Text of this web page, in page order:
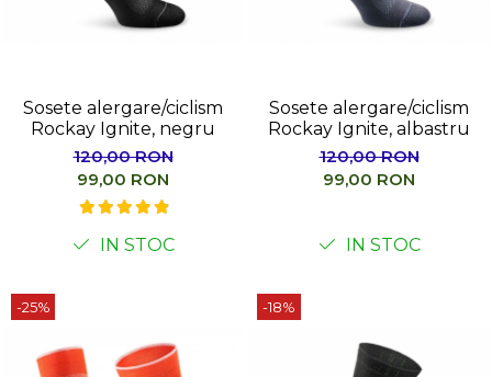
Sosete alergare/ciclism
Rockay Ignite, negru
120,00 RON
99,00 RON
IN STOC
Sosete alergare/ciclism
Rockay Ignite, albastru
120,00 RON
99,00 RON
IN STOC
-25% -18%